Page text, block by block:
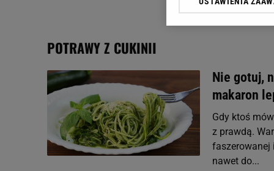
POTRAWY Z CUKINII
Nie gotuj,
makaron
Gdy ktoś
z prawdą.
faszerowanej
nawet do...
Klikając „Akceptuję”
dotyczące plików
odnośnik „Ustawienia
My, nasi Zaufani
Użycie dokładnych
Przechowywanie
badnie odbiorców i